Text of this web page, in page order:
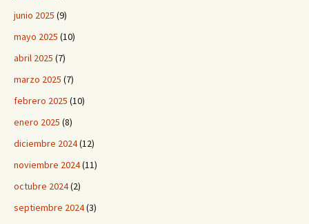
junio 2025 (9)
mayo 2025 (10)
abril 2025 (7)
marzo 2025 (7)
febrero 2025 (10)
enero 2025 (8)
diciembre 2024(12)
noviembre 2024(11)
octubre 2024(2)
septiembre 2024(3)